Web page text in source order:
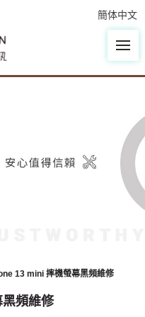
簡体中文
13 mini 摔機螢幕黑頻維修
頻維修